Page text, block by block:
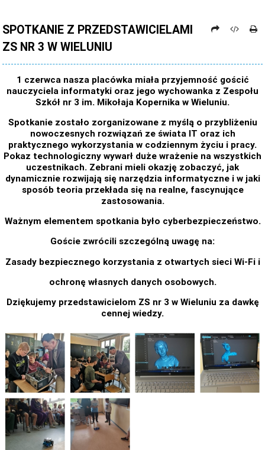
LABORATORIUM PRZYSZŁOŚCI
KONKURSY
ZAWODY SPORTOWE
ARCHIWUM STRONY
SPOTKANIE Z PRZEDSTAWICIELAMI
ZS NR 3 W WIELUNIU
1 czerwca nasza placówka miała przyjemność gościć
nauczyciela informatyki oraz jego wychowanka z Zespołu
Szkół nr 3 im. Mikołaja Kopernika w Wieluniu.
Spotkanie zostało zorganizowane z myślą o przybliżeniu
nowoczesnych rozwiązań ze świata IT oraz ich
praktycznego wykorzystania w codziennym życiu i pracy.
Pokaz technologiczny wywarł duże wrażenie na wszystkich
uczestnikach. Zebrani mieli okazję zobaczyć, jak
dynamicznie rozwijają się narzędzia informatyczne i w jaki
sposób teoria przekłada się na realne, fascynujące
zastosowania.
Ważnym elementem spotkania było cyberbezpieczeństwo.
Goście zwrócili szczególną uwagę na:
Zasady bezpiecznego korzystania z otwartych sieci Wi-Fi i
ochronę własnych danych osobowych.
Dziękujemy przedstawicielom ZS nr 3 w Wieluniu za dawkę
cennej wiedzy.